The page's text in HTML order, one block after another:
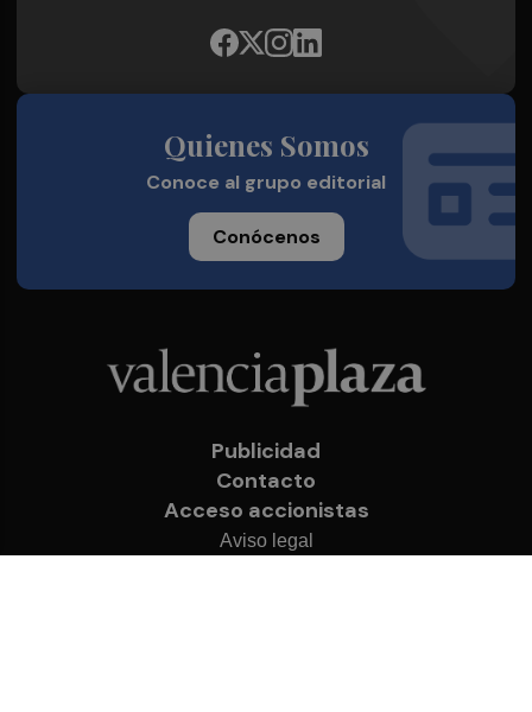
Quienes Somos
Conoce al grupo editorial
Conócenos
Publicidad
Contacto
Acceso accionistas
Aviso legal